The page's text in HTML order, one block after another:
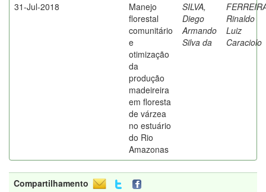
31-Jul-2018
Manejo
florestal
comunitário
e
otimização
da
produção
madeireira
em floresta
de várzea
no estuário
do Rio
Amazonas
SILVA,
Diego
Armando
Silva da
Rinaldo
Luiz
Caraciolo
Compartilhamento